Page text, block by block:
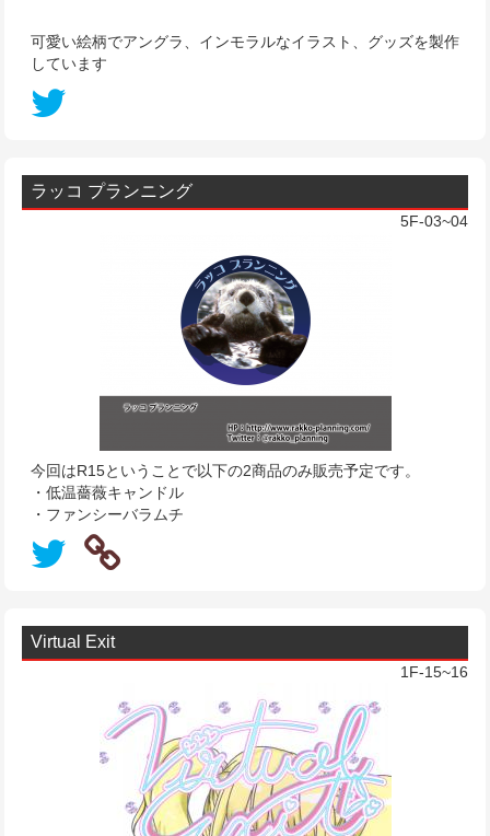
可愛い絵柄でアングラ、インモラルなイラスト、グッズを製作
しています
ラッコ プランニング
5F-03~04
今回はR15ということで以下の2商品のみ販売予定です。
・低温薔薇キャンドル
・ファンシーバラムチ
Virtual Exit
1F-15~16